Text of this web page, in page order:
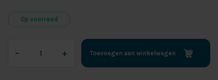
Op voorraad
–
96
+ Toevoegen aan winkelwagen